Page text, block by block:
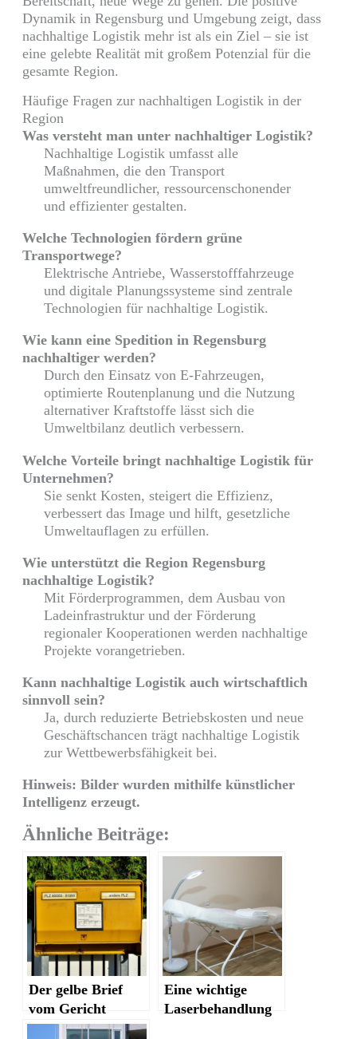
Dynamik in Regensburg und Umgebung zeigt, dass
nachhaltige Logistik mehr ist als ein Ziel – sie ist
eine gelebte Realität mit großem Potenzial für die
gesamte Region.
Häufige Fragen zur nachhaltigen Logistik in der
Region
Was versteht man unter nachhaltiger Logistik?
Nachhaltige Logistik umfasst alle
Maßnahmen, die den Transport
umweltfreundlicher, ressourcenschonender
und effizienter gestalten.
Welche Technologien fördern grüne
Transportwege?
Elektrische Antriebe, Wasserstofffahrzeuge
und digitale Planungssysteme sind zentrale
Technologien für nachhaltige Logistik.
Wie kann eine Spedition in Regensburg
nachhaltiger werden?
Durch den Einsatz von E-Fahrzeugen,
optimierte Routenplanung und die Nutzung
alternativer Kraftstoffe lässt sich die
Umweltbilanz deutlich verbessern.
Welche Vorteile bringt nachhaltige Logistik für
Unternehmen?
Sie senkt Kosten, steigert die Effizienz,
verbessert das Image und hilft, gesetzliche
Umweltauflagen zu erfüllen.
Wie unterstützt die Region Regensburg
nachhaltige Logistik?
Mit Förderprogrammen, dem Ausbau von
Ladeinfrastruktur und der Förderung
regionaler Kooperationen werden nachhaltige
Projekte vorangetrieben.
Kann nachhaltige Logistik auch wirtschaftlich
sinnvoll sein?
Ja, durch reduzierte Betriebskosten und neue
Geschäftschancen trägt nachhaltige Logistik
zur Wettbewerbsfähigkeit bei.
Hinweis: Bilder wurden mithilfe künstlicher
Intelligenz erzeugt.
Ähnliche Beiträge:
Der gelbe Brief
vom Gericht
Eine wichtige
Laserbehandlung